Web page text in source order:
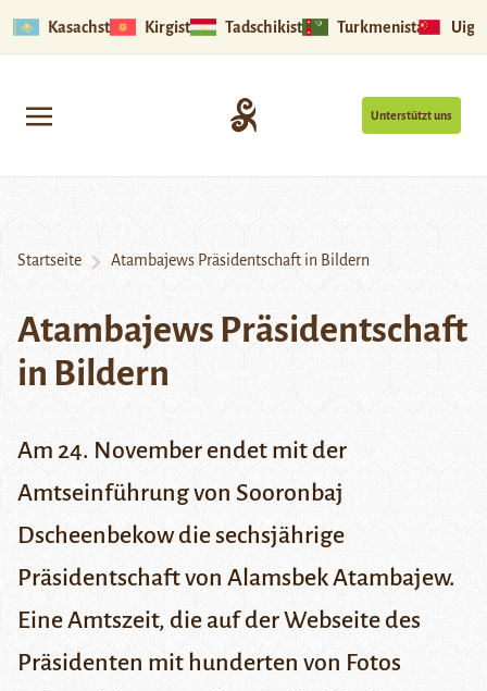
Kasachstan Kirgistan Tadschikistan Turkmenistan
Unterstützt uns
Startseite Atambajews Präsidentschaft in Bildern
Atambajews Präsidentschaft
in Bildern
Am 24. November endet mit der
Amtseinführung von Sooronbaj
Dscheenbekow die sechsjährige
Präsidentschaft von Alamsbek Atambajew.
Eine Amtszeit, die auf derWebseite des
Präsidenten mit hunderten von Fotos